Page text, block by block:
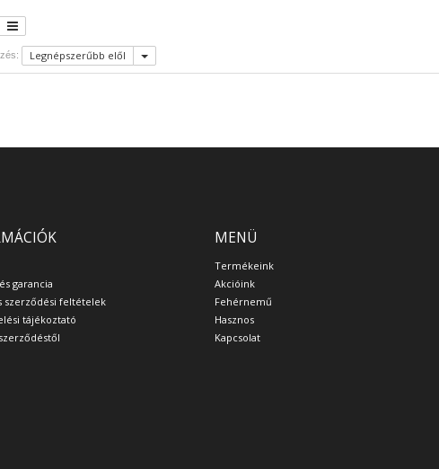
Legnépszerűbb elől
garancia
szerződési feltételek
tájékoztató
MENÜ
Termékeink
Akcióink
Fehérnemű
Hasznos
Kapcsolat